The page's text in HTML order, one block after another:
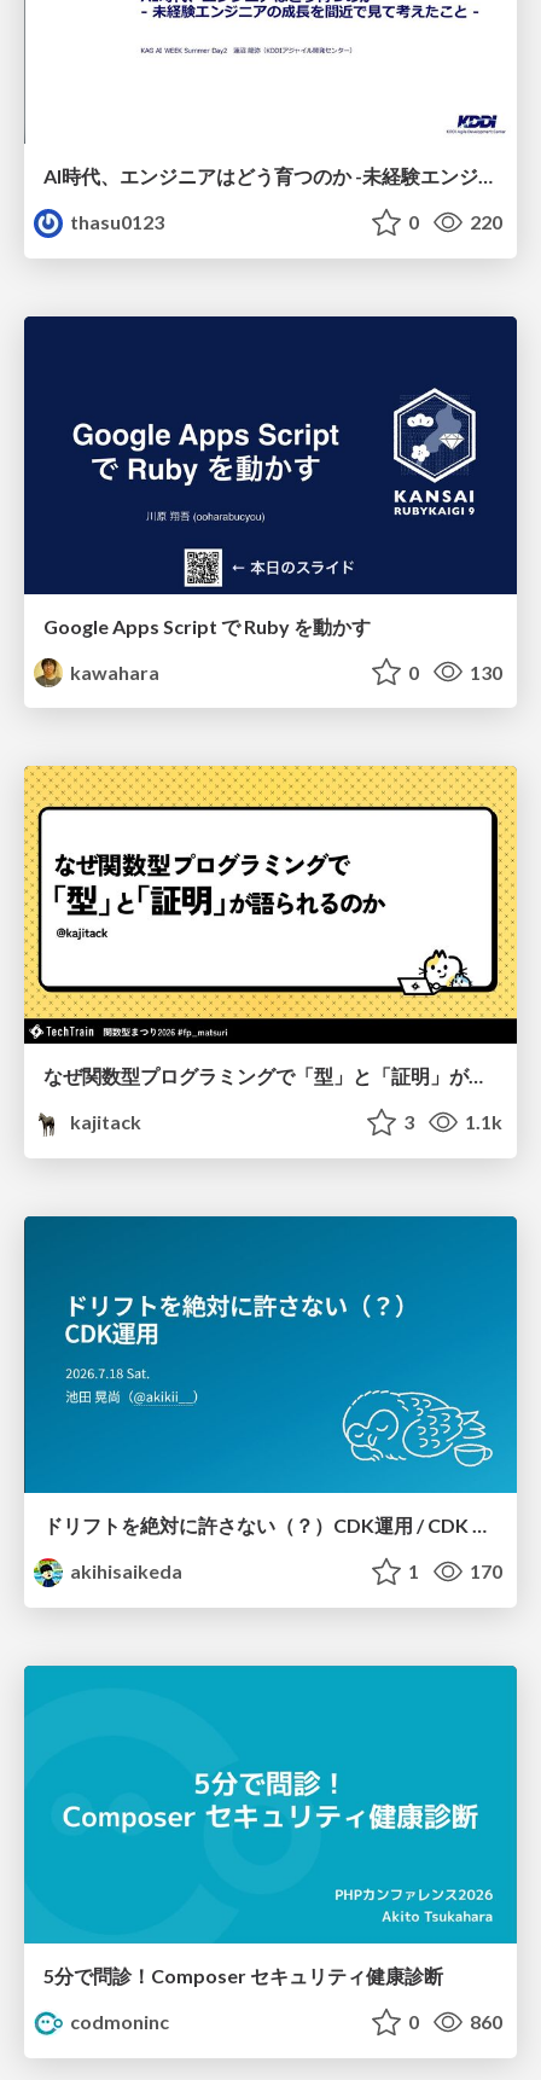
AI時代、エンジニアはどう育つのか -未経験エンジニアの成長を間近で見て考えたこと-
thasu0123
0 220
Google Apps Script で Ruby を動かす
kawahara
0 130
なぜ関数型プログラミングで「型」と「証明」が語られるのか #fp_matsuri
kajitack
3 1.1k
ドリフトを絶対に許さない（？）CDK運用 / CDK Ops with Zero Tolerance for Drifts (?)
akihisaikeda
1 170
5分で問診！Composer セキュリティ健康診断
codmoninc
0 860